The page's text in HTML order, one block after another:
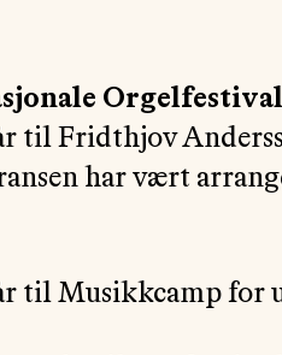
Orgelfestival
til Fridthjov
har vært
til Musikkcamp for